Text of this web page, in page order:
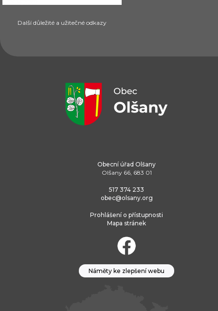
Další důležité a užitečné odkazy
Obecní úřad Olšany
Olšany 66, 683 01
517 374 233
obec@olsany.org
Prohlášení o přístupnosti
Mapa stránek
Náměty ke zlepšení webu